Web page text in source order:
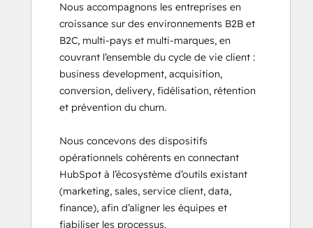
Nous accompagnons les entreprises en
croissance sur des environnements B2B et
B2C, multi-pays et multi-marques, en
couvrant l’ensemble du cycle de vie client :
business development, acquisition,
conversion, delivery, fidélisation, rétention
et prévention du churn.
Nous concevons des dispositifs
opérationnels cohérents en connectant
HubSpot à l’écosystème d’outils existant
(marketing, sales, service client, data,
finance), afin d’aligner les équipes et
fiabiliser les processus.